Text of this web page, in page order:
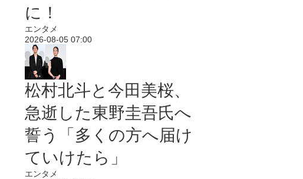
に！
エンタメ
2026-08-05 07:00
松村北斗と今田美桜、
急逝した東野圭吾氏へ
誓う「多くの方へ届け
ていけたら」
エンタメ